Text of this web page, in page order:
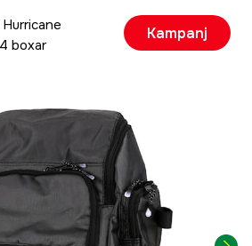
Hurricane
boxar
Kampanj